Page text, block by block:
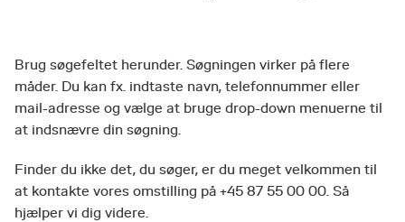
Brug søgefeltet herunder. Søgningen virker på flere
måder. Du kan fx. indtaste navn, telefonnummer eller
mail-adresse og vælge at bruge drop-down menuerne til
at indsnævre din søgning.
Finder du ikke det, du søger, er du meget velkommen til
at kontakte vores omstilling på +45 87 55 00 00. Så
hjælper vi dig videre.